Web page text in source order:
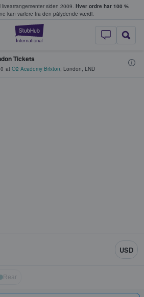
siden 2009. Hver ordre har 100 %
kan variere fra den pålydende værdi.
StubHub - Hvor
billetter
Tickets
at O2 Academy Brixton, London, LND
USD
Rear